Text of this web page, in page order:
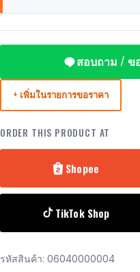
สอบถาม / ข
+ เพิ่มในรายการขอราคา
ORDER THIS PRODUCT AT
Shopee
TikTok Shop
รหัสสินค้า: 06040000004